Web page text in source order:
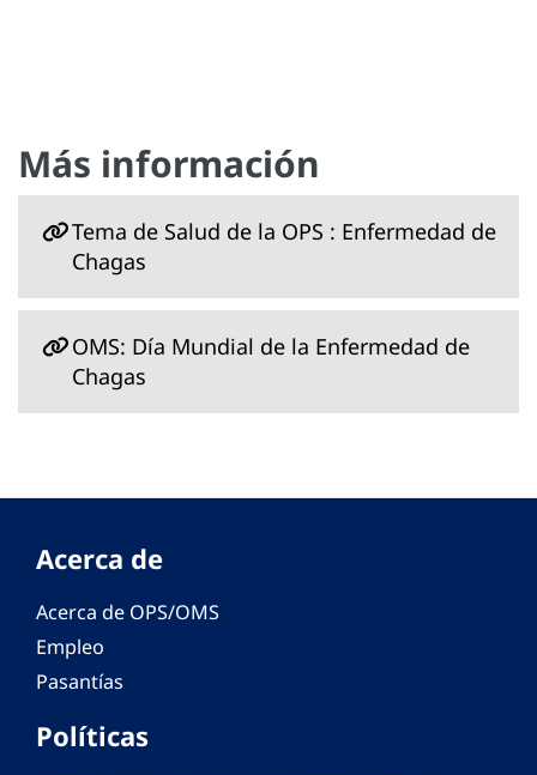
Más información
Tema de Salud de la OPS : Enfermedad de
Chagas
OMS: Día Mundial de la Enfermedad de
Chagas
Acerca de
Acerca de OPS/OMS
Empleo
Pasantías
Políticas